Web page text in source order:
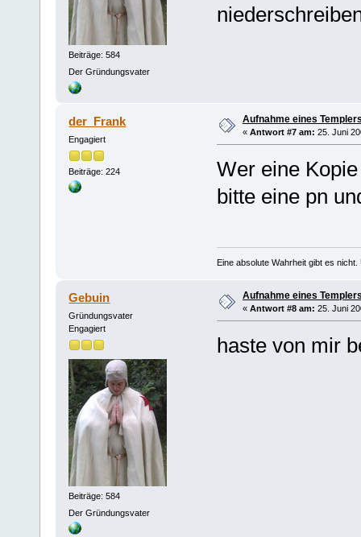
Beiträge: 584
Der Gründungsvater
der_Frank
Engagiert
Beiträge: 224
Aufnahme eines
« Antwort #7 am: 25. Juni
Wer eine
bitte eine pn
Eine absolute Wahrheit gibt es
Gebuin
Gründungsvater
Engagiert
Beiträge: 584
Der Gründungsvater
Aufnahme eines
« Antwort #8 am: 25. Juni
haste von mir